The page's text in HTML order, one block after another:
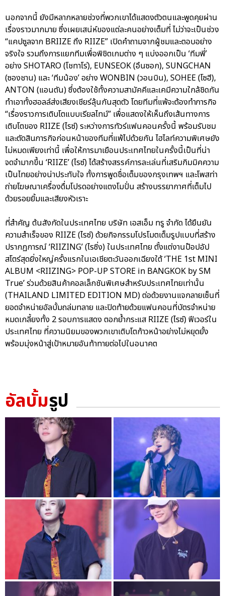
นอกจากนี้ ยังมีหลากหลายช่วงที่พวกเขาได้แสดงตัวตนและพูดคุยผ่าน
เรื่องราวมากมาย ซึ่งเผยเสน่ห์ของแต่ละคนอย่างเต็มที่ ไม่ว่าจะเป็นช่วง
“แคปซูลจาก BRIIZE ถึง RIIZE” เปิดคำถามจากผู้ชมและตอบอย่าง
จริงใจ รวมถึงการแยกทีมเพื่อพิชิตเกมต่าง ๆ แบ่งออกเป็น ‘ทีมพี่’
อย่าง SHOTARO (โชทาโร่), EUNSEOK (อึนซอก), SUNGCHAN
(ซองชาน) และ ‘ทีมน้อง’ อย่าง WONBIN (วอนบิน), SOHEE (โซฮี),
ANTON (แอนตัน) ซึ่งต้องใช้ทั้งความสามัคคีและเคมีความใกล้ชิดกัน
ทำเอาทั้งฮอลล์ส่งเสียงเชียร์ลุ้นกันสุดตัว โดยทีมที่แพ้จะต้องทำภารกิจ
“เรื่องราวการเติบโตแบบเรียลไทม์” เพื่อแสดงให้เห็นถึงเส้นทางการ
เติบโตของ RIIZE (ไรซ์) ระหว่างการทัวร์แฟนคอนครั้งนี้ พร้อมรับชม
และตัดสินภารกิจก่อนหน้าของทีมที่แพ้ไปด้วยกัน ไฮไลท์ความพิเศษยัง
ไม่หมดเพียงเท่านี้ เพื่อให้การมาเยือนประเทศไทยในครั้งนี้เป็นที่น่า
จดจำมากขึ้น ‘RIIZE’ (ไรซ์) ได้สร้างสรรค์การละเล่นที่เสริมกิมมิคความ
เป็นไทยอย่างน่าประทับใจ ทั้งการพูดชื่อเต็มของกรุงเทพฯ และโพสท่า
ถ่ายโฆษณาเครื่องดื่มโปรดอย่างแตงโมปั่น สร้างบรรยากาศที่เต็มไป
ด้วยรอยยิ้มและเสียงหัวเราะ
ที่สำคัญ ต้นสังกัดในประเทศไทย บริษัท เอสเอ็ม ทรู จำกัด ได้ยืนยัน
ความสำเร็จของ RIIZE (ไรซ์) ด้วยกิจกรรมโปรโมตเต็มรูปแบบที่สร้าง
ปรากฏการณ์ ‘RIIZING’ (ไรซิ่ง) ในประเทศไทย ตั้งแต่งานป๊อปอัป
สโตร์สุดยิ่งใหญ่ครั้งแรกในเอเชียตะวันออกเฉียงใต้ ‘THE 1st MINI
ALBUM <RIIZING> POP-UP STORE in BANGKOK by SM
True’ ร่วมด้วยสินค้าคอลเล็กชันพิเศษสำหรับประเทศไทยเท่านั้น
(THAILAND LIMITED EDITION MD) ต่อด้วยงานแจกลายเซ็นที่
ยอดจำหน่ายอัลบั้มถล่มทลาย และปิดท้ายด้วยแฟนคอนที่บัตรจำหน่าย
หมดเกลี้ยงทั้ง 2 รอบการแสดง ตอกย้ำกระแส RIIZE (ไรซ์) ฟีเวอร์ใน
ประเทศไทย ที่ความนิยมของพวกเขาเติบโตก้าวหน้าอย่างไม่หยุดยั้ง
พร้อมมุ่งหน้าสู่เป้าหมายอันท้าทายต่อไปในอนาคต
อัลบั้มรูป